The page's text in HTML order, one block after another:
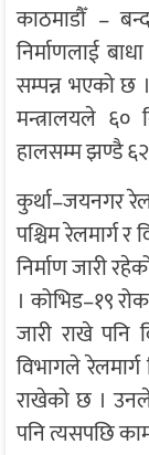
काठमाडौँ –
निर्माणलाई
सम्पन्न भएको छ
मन्त्रालयले ६०
हालसम्म झण्डै
कुर्था–जयनगर
पश्चिम रेलमार्ग र
निर्माण जारी
। कोभिड–१९
जारी राखे पनि
विभागले
राखेको छ ।
पनि त्यसपछि